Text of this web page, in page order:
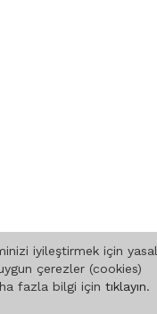
iyileştirmek için yasal
çerezler (cookies)
fazla bilgi için tıklayın.